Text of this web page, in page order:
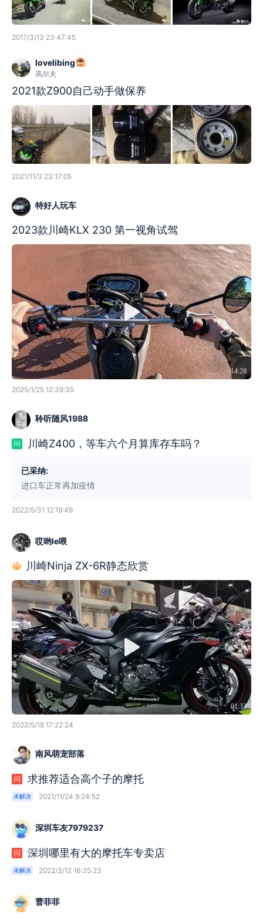
2017/3/13 23:47:45
lovelibing
高尔夫
2021款Z900自己动手做保养
2021/11/3 23:17:05
特好人玩车
2023款川崎KLX 230 第一视角试驾
14:28
2025/1/25 12:39:35
聆听随风1988
问 川崎Z400，等车六个月算库存车吗？
已采纳:
进口车正常再加疫情
2022/5/31 12:19:49
哎哟le喂
川崎Ninja ZX-6R静态欣赏
01:33
2022/5/18 17:22:24
南风萌宠部落
问 求推荐适合高个子的摩托
未解决 2021/11/24 9:24:52
深圳车友7979237
问 深圳哪里有大的摩托车专卖店
未解决 2022/3/12 16:35:23
曹菲菲